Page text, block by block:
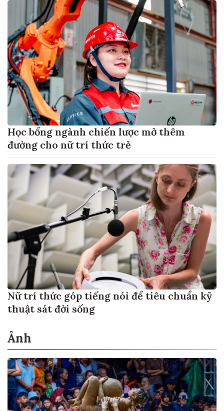
Học bổng ngành chiến lược mở thêm
đường cho nữ trí thức trẻ
Nữ trí thức góp tiếng nói để tiêu chuẩn kỹ
thuật sát đời sống
Ảnh